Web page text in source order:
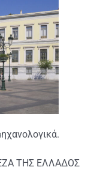
ΤΗΣ ΕΛΛΑΔΟΣ